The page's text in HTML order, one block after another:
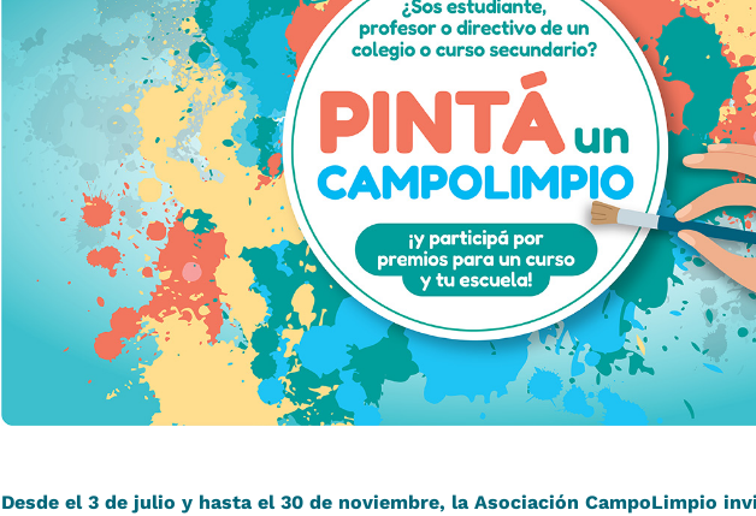
Desde el 3 de julio y hasta el 30 de noviembre, la Asociación CampoLimpio